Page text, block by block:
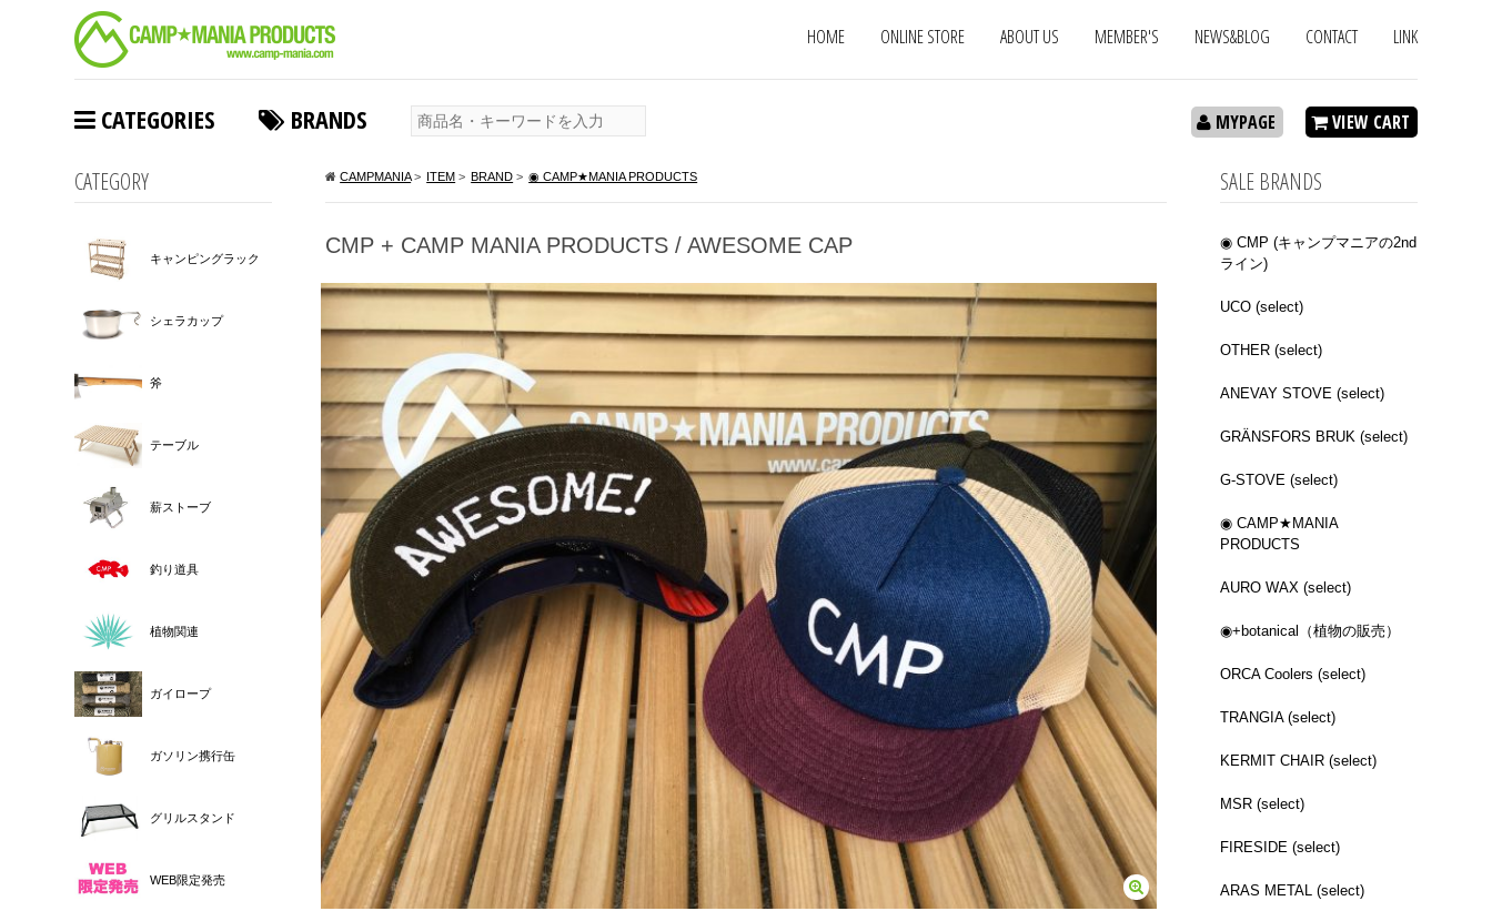
HOME ONLINE STORE ABOUT US MEMBER'S NEWS&BLOG CONTACT LINK
CATEGORIES BRANDS VIEW CART
MYPAGE
CAMPMANIA> ITEM > BRAND > ◉ CAMP★MANIA PRODUCTS
CMP + CAMP MANIA PRODUCTS / AWESOME CAP
CATEGORY
キャンピングラック
シェラカップ
斧
テーブル
薪ストーブ
釣り道具
植物関連
ガイロープ
ガソリン携行缶
グリルスタンド
WEB限定発売
SALE BRANDS
◉ CMP (キャンプマニアの2nd
ライン)
UCO (select)
OTHER (select)
ANEVAY STOVE (select)
GRÄNSFORS BRUK (select)
G-STOVE (select)
◉ CAMP★MANIA
PRODUCTS
AURO WAX (select)
◉+botanical（植物の販売）
ORCA Coolers (select)
TRANGIA (select)
KERMIT CHAIR (select)
MSR (select)
FIRESIDE (select)
ARAS METAL (select)